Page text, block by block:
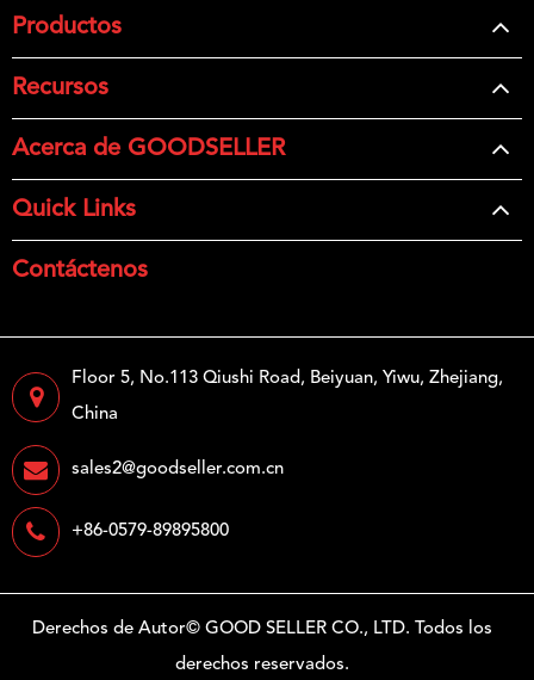
Productos
Recursos
Acerca de GOODSELLER
Quick Links
Contáctenos
Floor 5, No.113 Qiushi Road, Beiyuan, Yiwu, Zhejiang,
China
sales2@goodseller.com.cn
+86-0579-89895800
Derechos de Autor© GOOD SELLER CO., LTD. Todos los
derechos reservados.